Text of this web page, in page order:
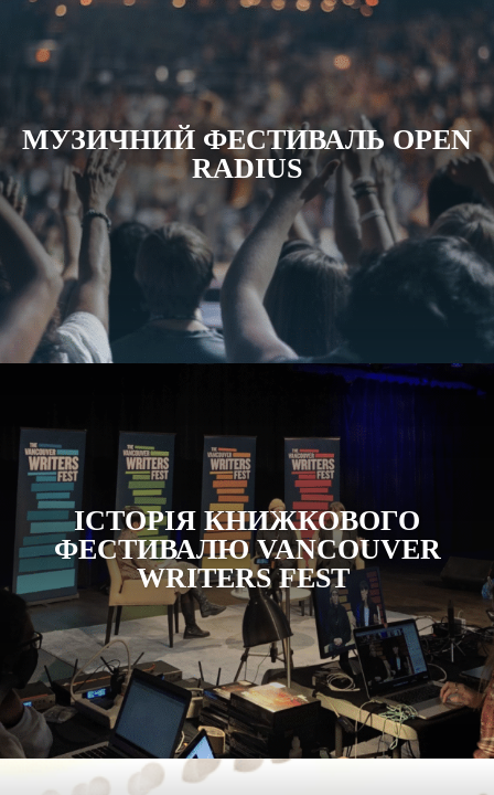
МУЗИЧНИЙ ФЕСТИВАЛЬ OPEN
RADIUS
ІСТОРІЯ КНИЖКОВОГО
ФЕСТИВАЛЮ VANCOUVER
WRITERS FEST